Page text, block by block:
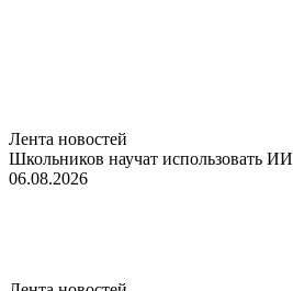
Лента новостей
Школьников научат использовать ИИ
06.08.2026